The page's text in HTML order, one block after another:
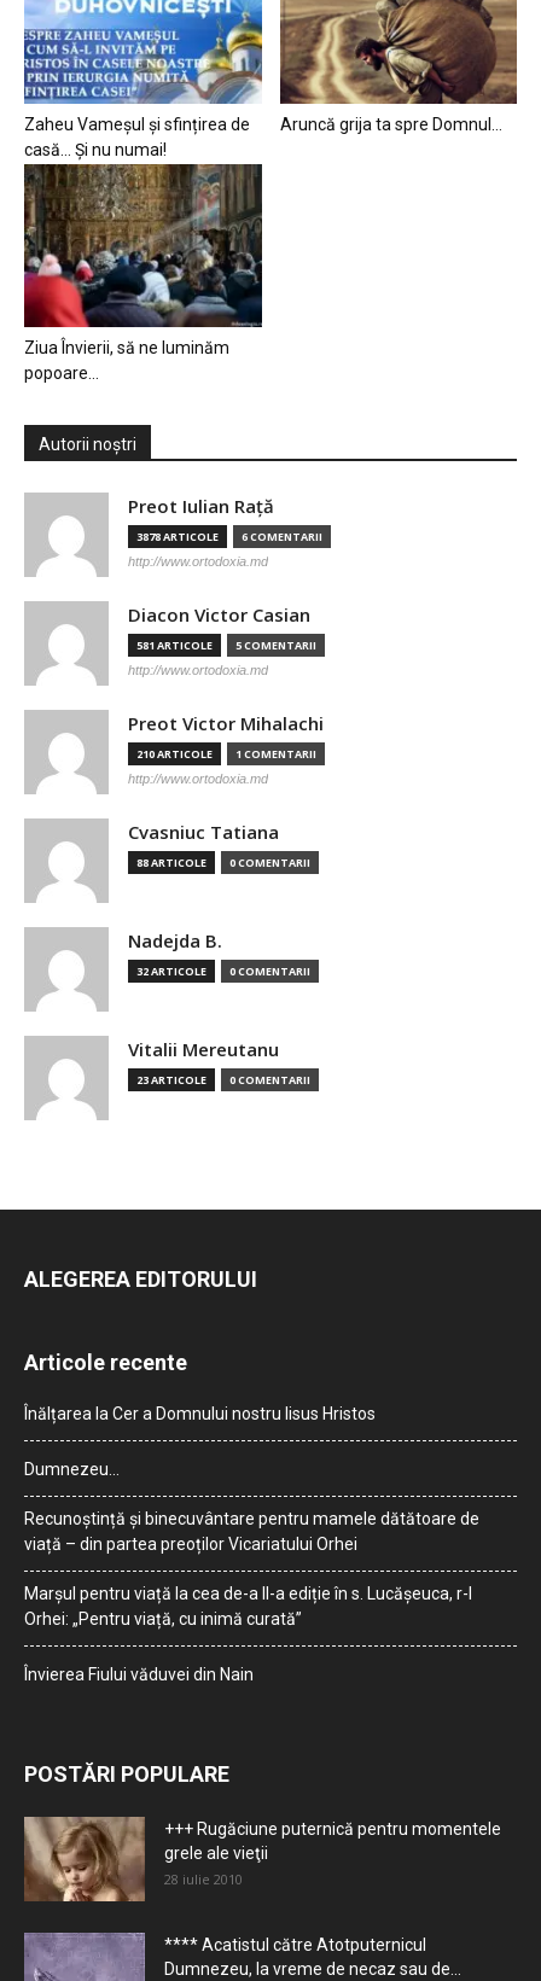
Zaheu Vameșul și sfințirea de
casă… Și nu numai!
Aruncă grija ta spre Domnul…
Ziua Învierii, să ne luminăm
popoare…
Autorii noștri
Preot Iulian Raţă
3878 ARTICOLE 6 COMENTARII
http://www.ortodoxia.md
Diacon Victor Casian
581 ARTICOLE 5 COMENTARII
http://www.ortodoxia.md
Preot Victor Mihalachi
210 ARTICOLE 1 COMENTARII
http://www.ortodoxia.md
Cvasniuc Tatiana
88 ARTICOLE 0 COMENTARII
Nadejda B.
32 ARTICOLE 0 COMENTARII
Vitalii Mereutanu
23 ARTICOLE 0 COMENTARII
ALEGEREA EDITORULUI
Articole recente
Înălțarea la Cer a Domnului nostru Iisus Hristos
Dumnezeu…
Recunoștință și binecuvântare pentru mamele dătătoare de
viață – din partea preoților Vicariatului Orhei
Marșul pentru viață la cea de-a II-a ediție în s. Lucășeuca, r-l
Orhei: „Pentru viață, cu inimă curată”
Învierea Fiului văduvei din Nain
POSTĂRI POPULARE
+++ Rugăciune puternică pentru momentele
grele ale vieţii
28 iulie 2010
**** Acatistul către Atotputernicul
Dumnezeu, la vreme de necaz sau de...